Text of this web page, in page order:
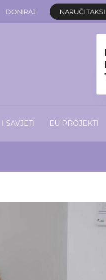
DONIRAJ NARUČI TAKSI
SAVJETI EU PROJEKTI